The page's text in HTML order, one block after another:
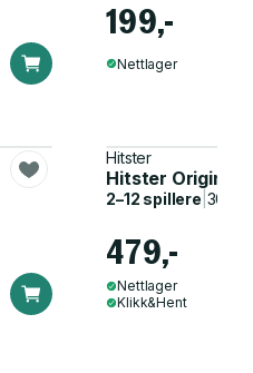
199,-
Nettlager
Hitster
Hitster Original
2–12 spillere
479,-
Nettlager
Klikk&Hent